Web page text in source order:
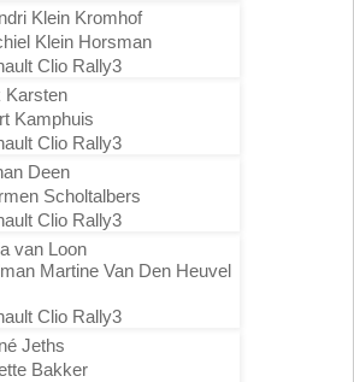
Klein Kromhof
Klein Horsman
Clio Rally3
Karsten
Kamphuis
Clio Rally3
Deen
Scholtalbers
Clio Rally3
van Loon
Martine Van Den Heuvel
Clio Rally3
Jeths
Bakker